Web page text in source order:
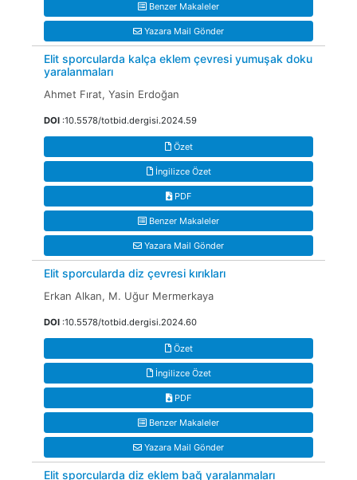
Benzer Makaleler
Yazara Mail Gönder
Elit sporcularda kalça eklem çevresi yumuşak doku
yaralanmaları
Ahmet Fırat, Yasin Erdoğan
DOI :10.5578/totbid.dergisi.2024.59
Özet
İngilizce Özet
PDF
Benzer Makaleler
Yazara Mail Gönder
Elit sporcularda diz çevresi kırıkları
Erkan Alkan, M. Uğur Mermerkaya
DOI :10.5578/totbid.dergisi.2024.60
Özet
İngilizce Özet
PDF
Benzer Makaleler
Yazara Mail Gönder
Elit sporcularda diz eklem bağ yaralanmaları